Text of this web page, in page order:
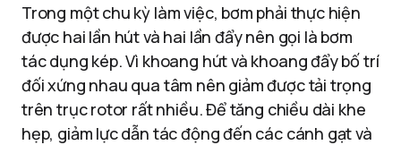
Trong một chu kỳ làm việc, bơm phải thực hiện
được hai lần hút và hai lần đẩy nên gọi là bơm
tác dụng kép. Vì khoang hút và khoang đẩy bố trí
đối xứng nhau qua tâm nên giảm được tải trọng
trên trục rotor rất nhiều. Để tăng chiều dài khe
hẹp, giảm lực dẫn tác động đến các cánh gạt và